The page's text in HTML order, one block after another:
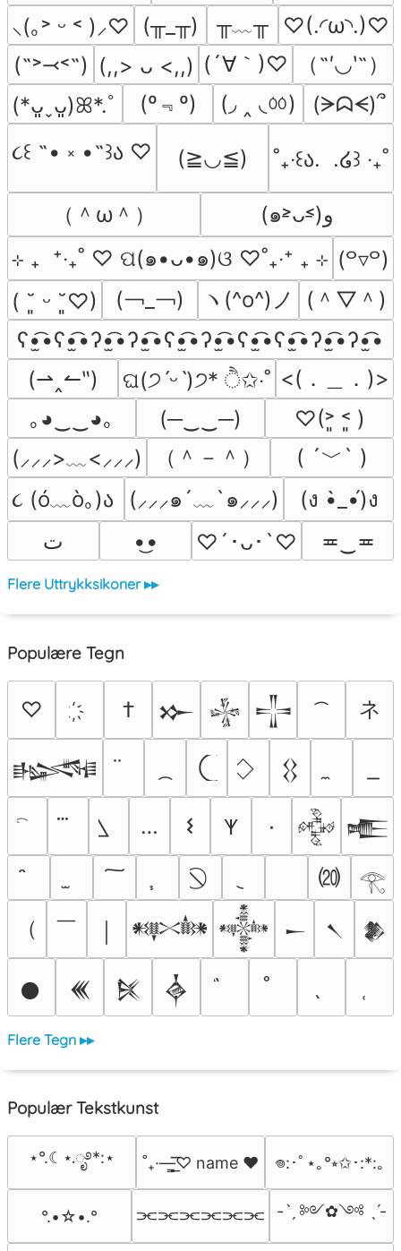
⸜(｡˃ ᵕ ˂ )⸝♡
(╥_╥) ╥﹏╥
♡(.◜ω◝.)♡
(˶˃⤙˂˶) (,,> ᴗ <,,) (´∀｀)♡
（˶′◡‵˶）
(*ᴗ͈ˬᴗ͈)ꕤ*.ﾟ
(º﹃º) (◞ ‸ ◟ㆀ)
(ᗒᗣᗕ)՞
૮꒰ ˶• ༝ •˶꒱ა ♡
(≧◡≦) ˚₊‧꒰ა.  .໒꒱ ‧₊˚
（＾ω＾）
(๑˃̵ᴗ˂̵)و
⊹ ₊  ⁺‧₊˚ ♡ ପ(๑•ᴗ•๑)ଓ ♡˚₊‧⁺ ₊ ⊹ (꒪▿꒪)
( ˘͈ ᵕ ˘͈♡)
(￢_￢) ヽ(^o^)ノ
(＾▽＾)
ʕ•̫͡•ʕ•̫͡•ʔ•̫͡•ʔ•̫͡•ʕ•̫͡•ʔ•̫͡•ʕ•̫͡•ʕ•̫͡•ʔ•̫͡•ʔ•̫͡•
(⇀‸↼‶)
ଘ(੭ˊᵕˋ)੭* ੈ✩‧˚ <(．＿．)>
｡◕‿‿◕｡
(─‿‿─)
♡(˃͈ ˂͈ )
(⸝⸝⸝>﹏<⸝⸝⸝)
（＾－＾）
( ´﹀` )
૮ (ó﹏ò｡)ა
(⸝⸝⸝๑´﹏`๑⸝⸝⸝)
(ง •̀_•́)ง
ﺕ
•͜• ♡´･ᴗ･`♡ ≖‿≖
Flere Uttrykksikoner ▸▸
Populære Tegn
♡ † 𒁍 𒈔 𒋲 ネ
𒈙 𒌐
… 𐌔 𐊵 ٠ 𒅒 𒍫
⒇
𓂀
（
￣ 𒀰 𒀱 𒀸 𒀹 𒆎
𒊹 𒌍 𒍮 𒎓
Flere Tegn ▸▸
Populær Tekstkunst
⋆°.☾⋆.ೃ࿔*:⋆ ˚₊·—̳͟͞͞♡ name ♥️ 𖦹:･ﾟ⋆｡°⭒✩･:*:｡
°.•☆•.° ⫘⫘⫘⫘⫘⫘ -ˋˏ ༻✿༺ ˎˊ-